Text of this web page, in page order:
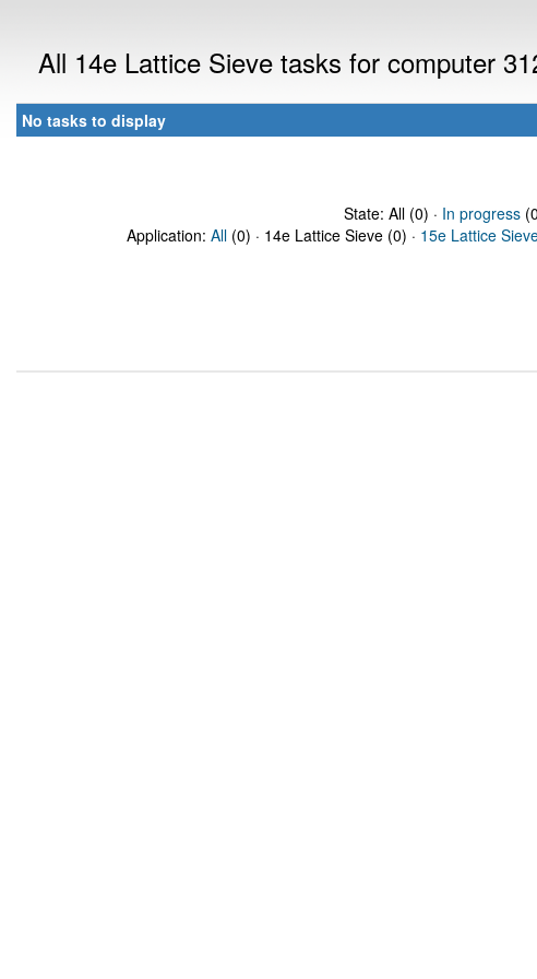
All 14e Lattice Sieve tasks for computer
No tasks to display
State: All (0) · In progress
Application: All (0) · 14e Lattice Sieve (0) · 15e Lattice